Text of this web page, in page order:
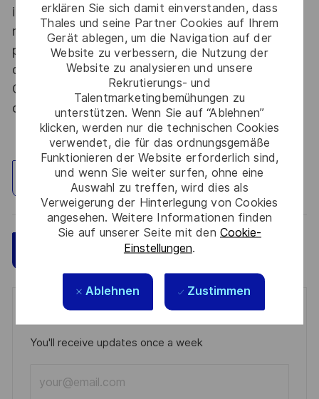
erklären Sie sich damit einverstanden, dass
Thales und seine Partner Cookies auf Ihrem
Gerät ablegen, um die Navigation auf der
Website zu verbessern, die Nutzung der
Website zu analysieren und unsere
Rekrutierungs- und
Talentmarketingbemühungen zu
unterstützen. Wenn Sie auf “Ablehnen”
klicken, werden nur die technischen Cookies
verwendet, die für das ordnungsgemäße
Funktionieren der Website erforderlich sind,
und wenn Sie weiter surfen, ohne eine
Auswahl zu treffen, wird dies als
Verweigerung der Hinterlegung von Cookies
angesehen. Weitere Informationen finden
Sie auf unserer Seite mit den Cookie-
Einstellungen.
Ablehnen Zustimmen
informations relevant du secret de la défense
nationale, la personne retenue fera l'objet d'une
procédure d’habilitation, conformément aux
dispositions des articles R.2311-1 et suivants du
Code de la défense et de l’IGI 1300 SGDSN/PSE
du 09 août 2021.
Standort erkunden
Speichern
Get notified for similar jobs
You'll receive updates once a week
Email